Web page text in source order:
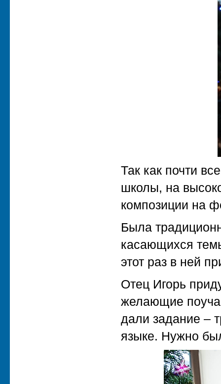
Так как почти
школы, на
композиции на
Была
касающихся
этот раз в ней
Отец Игорь
желающие
дали задание –
языке. Нужно